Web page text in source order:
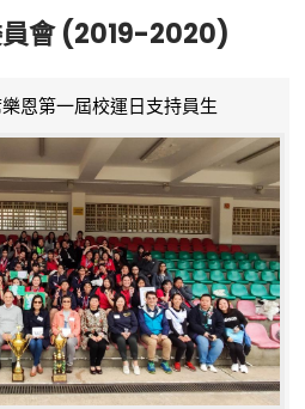
員會 (2019-2020)
恩第一屆校運日支持員生